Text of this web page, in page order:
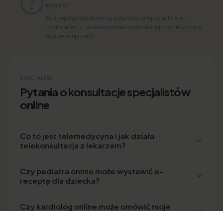
legalne?
Poniżej odpowiadamy na pytania o receptę online, e-
zwolnienie L4 i e-skierowanie wystawiane przez lekarza w
trakcie teleporady.
SPECJALIŚCI
Pytania o konsultacje specjalistów
online
Co to jest telemedycyna i jak działa
telekonsultacja z lekarzem?
Czy pediatra online może wystawić e-
receptę dla dziecka?
Czy kardiolog online może omówić moje